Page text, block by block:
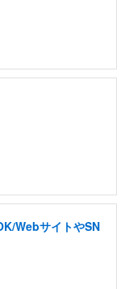
WebサイトやSN